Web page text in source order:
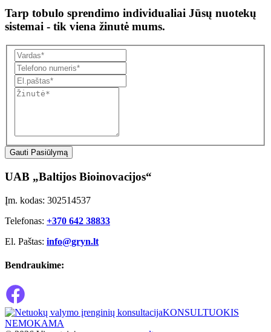
Tarp tobulo sprendimo individualiai Jūsų nuotekų
sistemai - tik viena žinutė mums.
Gauti Pasiūlymą
UAB „Baltijos Bioinovacijos“
Įm. kodas: 302514537
Telefonas: +370 642 38833
El. Paštas: info@gryn.lt
Bendraukime:
KONSULTUOKIS
NEMOKAMA